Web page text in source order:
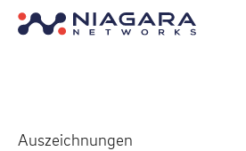
Auszeichnungen